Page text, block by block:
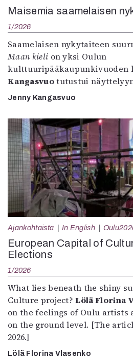
Maisemia saamelaisen
1/2026
Saamelaisen nykytaiteen
Maan kieli on yksi Oulun
kulttuuripääkaupunkivuoden
Kangasvuotutustui
Jenny Kangasvuo
Ajankohtaista In English
European Capital of
Elections
1/2026
What lies beneath the shiny
Culture project?Lölä Florina
on the feelings of Oulu artists
on the ground level. [The
2026.]
Lölä Florina Vlasenko